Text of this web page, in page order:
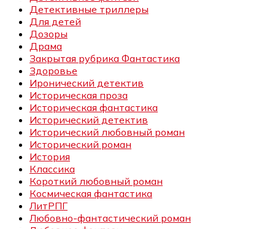
Детективные триллеры
Для детей
Дозоры
Драма
Закрытая рубрика Фантастика
Здоровье
Иронический детектив
Историческая проза
Историческая фантастика
Исторический детектив
Исторический любовный роман
Исторический роман
История
Классика
Короткий любовный роман
Космическая фантастика
ЛитРПГ
Любовно-фантастический роман